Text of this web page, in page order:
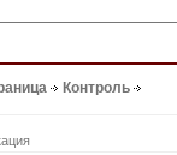
Контроль